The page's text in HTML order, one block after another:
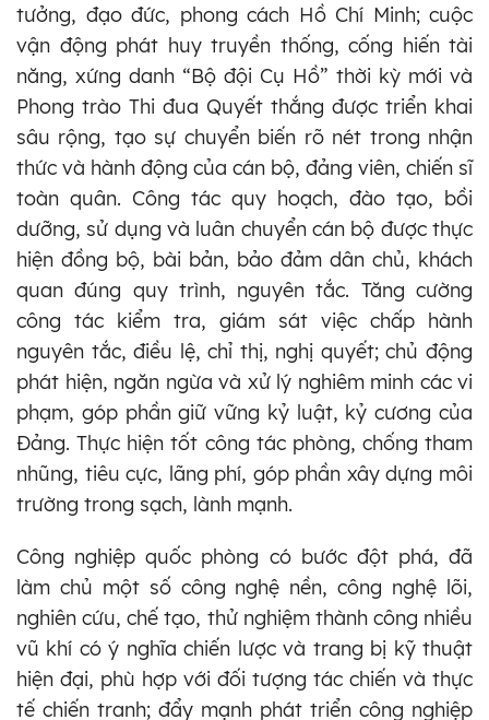
tưởng, đạo đức, phong cách Hồ Chí Minh; cuộc
vận động phát huy truyền thống, cống hiến tài
năng, xứng danh “Bộ đội Cụ Hồ” thời kỳ mới và
Phong trào Thi đua Quyết thắng được triển khai
sâu rộng, tạo sự chuyển biến rõ nét trong nhận
thức và hành động của cán bộ, đảng viên, chiến sĩ
toàn quân. Công tác quy hoạch, đào tạo, bồi
dưỡng, sử dụng và luân chuyển cán bộ được thực
hiện đồng bộ, bài bản, bảo đảm dân chủ, khách
quan đúng quy trình, nguyên tắc. Tăng cường
công tác kiểm tra, giám sát việc chấp hành
nguyên tắc, điều lệ, chỉ thị, nghị quyết; chủ động
phát hiện, ngăn ngừa và xử lý nghiêm minh các vi
phạm, góp phần giữ vững kỷ luật, kỷ cương của
Đảng. Thực hiện tốt công tác phòng, chống tham
nhũng, tiêu cực, lãng phí, góp phần xây dựng môi
trường trong sạch, lành mạnh.
Công nghiệp quốc phòng có bước đột phá, đã
làm chủ một số công nghệ nền, công nghệ lõi,
nghiên cứu, chế tạo, thử nghiệm thành công nhiều
vũ khí có ý nghĩa chiến lược và trang bị kỹ thuật
hiện đại, phù hợp với đối tượng tác chiến và thực
tế chiến tranh; đẩy mạnh phát triển công nghiệp